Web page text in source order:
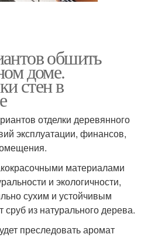
обшить
доме.
стен в
отделки деревянного
эксплуатации, финансов,
материалами
и экологичности,
сухим и устойчивым
из натурального дерева.
преследовать аромат